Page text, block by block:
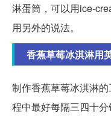
淋蛋筒，可以用ice-
用另外的说法。
香蕉草莓冰淇淋用
制作香蕉草莓冰淇淋
程中最好每隔三四十